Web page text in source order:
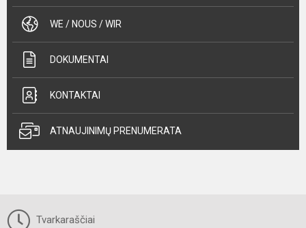
WE / NOUS / WIR
DOKUMENTAI
KONTAKTAI
ATNAUJINIMŲ PRENUMERATA
Tvarkaraščiai